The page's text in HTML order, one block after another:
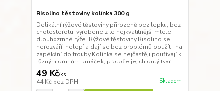
Risolino těstoviny kolínka 300 g
Delikátní rýžové těstoviny přirozeně bez lepku, bez
cholesterolu, vyrobené z té nejkvalitnější mleté
dlouhozrnné rýže. Rýžové těstoviny Risolino se
nerozváří, nelepí a dají se bez problémů použít i na
zapékání do trouby.Kolínka se nejčastěji používají k
různým druhům omáček, protože jejich dutý tvar...
49 Kč/ks
44 Kč bez DPH Skladem